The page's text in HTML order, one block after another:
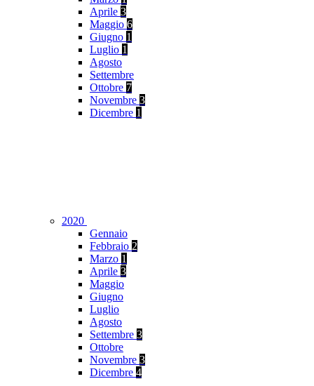
Aprile 3
Maggio 6
Giugno 1
Luglio 1
Agosto
Settembre
Ottobre 7
Novembre 3
Dicembre 1
2020
Gennaio
Febbraio 2
Marzo 1
Aprile 3
Maggio
Giugno
Luglio
Agosto
Settembre 3
Ottobre
Novembre 3
Dicembre 4